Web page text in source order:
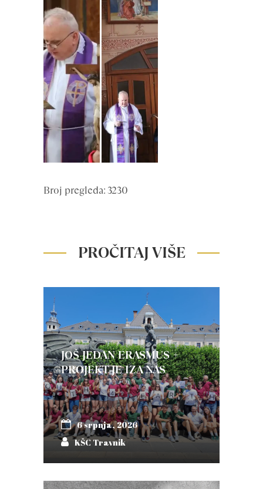
Broj pregleda: 3230
PROČITAJ VIŠE
JOŠ JEDAN ERASMUS +
PROJEKT JE IZA NAS
6 srpnja, 2026
KŠC Travnik